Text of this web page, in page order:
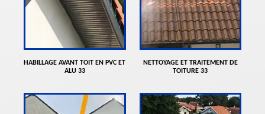
HABILLAGE AVANT TOIT EN PVC ET
ALU 33
NETTOYAGE ET TRAITEMENT DE
TOITURE 33